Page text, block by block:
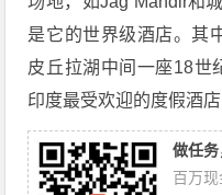
是它的世界级酒店。其
皮丘拉湖中间一座18世
印度最受欢迎的度假酒店
做任
百万